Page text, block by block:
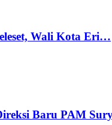
Wali Kota Eri…
Baru PAM